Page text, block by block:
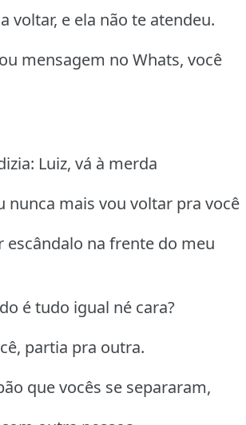
voltar, e ela não te atendeu.
mensagem no Whats, você
Luiz, vá à merda
nunca mais vou voltar pra você
escândalo na frente do meu
é tudo igual né cara?
partia pra outra.
que vocês se separaram,